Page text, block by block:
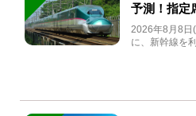
予測！指定
急券も解説
2026年8月8日
に、新幹線を